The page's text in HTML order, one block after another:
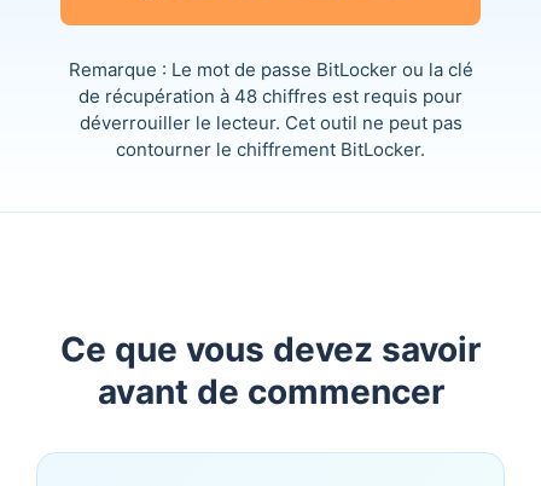
Remarque : Le mot de passe BitLocker ou la clé
de récupération à 48 chiffres est requis pour
déverrouiller le lecteur. Cet outil ne peut pas
contourner le chiffrement BitLocker.
Ce que vous devez savoir
avant de commencer